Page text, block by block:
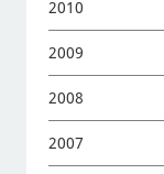
2010
2009
2008
2007